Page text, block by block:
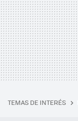
TEMAS DE INTERÉS